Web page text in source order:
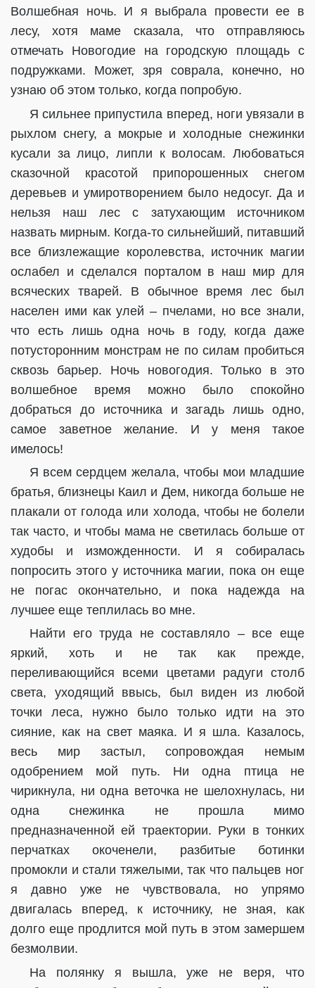
Волшебная ночь. И я выбрала провести ее в
лесу, хотя маме сказала, что отправляюсь
отмечать Новогодие на городскую площадь с
подружками. Может, зря соврала, конечно, но
узнаю об этом только, когда попробую.
Я сильнее припустила вперед, ноги увязали в
рыхлом снегу, а мокрые и холодные снежинки
кусали за лицо, липли к волосам. Любоваться
сказочной красотой припорошенных снегом
деревьев и умиротворением было недосуг. Да и
нельзя наш лес с затухающим источником
назвать мирным. Когда-то сильнейший, питавший
все близлежащие королевства, источник магии
ослабел и сделался порталом в наш мир для
всяческих тварей. В обычное время лес был
населен ими как улей – пчелами, но все знали,
что есть лишь одна ночь в году, когда даже
потусторонним монстрам не по силам пробиться
сквозь барьер. Ночь новогодия. Только в это
волшебное время можно было спокойно
добраться до источника и загадь лишь одно,
самое заветное желание. И у меня такое
имелось!
Я всем сердцем желала, чтобы мои младшие
братья, близнецы Каил и Дем, никогда больше не
плакали от голода или холода, чтобы не болели
так часто, и чтобы мама не светилась больше от
худобы и изможденности. И я собиралась
попросить этого у источника магии, пока он еще
не погас окончательно, и пока надежда на
лучшее еще теплилась во мне.
Найти его труда не составляло – все еще
яркий, хоть и не так как прежде,
переливающийся всеми цветами радуги столб
света, уходящий ввысь, был виден из любой
точки леса, нужно было только идти на это
сияние, как на свет маяка. И я шла. Казалось,
весь мир застыл, сопровождая немым
одобрением мой путь. Ни одна птица не
чирикнула, ни одна веточка не шелохнулась, ни
одна снежинка не прошла мимо
предназначенной ей траектории. Руки в тонких
перчатках окоченели, разбитые ботинки
промокли и стали тяжелыми, так что пальцев ног
я давно уже не чувствовала, но упрямо
двигалась вперед, к источнику, не зная, как
долго еще продлится мой путь в этом замершем
безмолвии.
На полянку я вышла, уже не веря, что